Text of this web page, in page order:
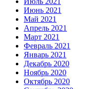
Июнь 2021
Май 2021
Апрель 2021
Март 2021
Февраль 2021
Январь 2021
Декабрь 2020
Ноябрь 2020
Октябрь 2020